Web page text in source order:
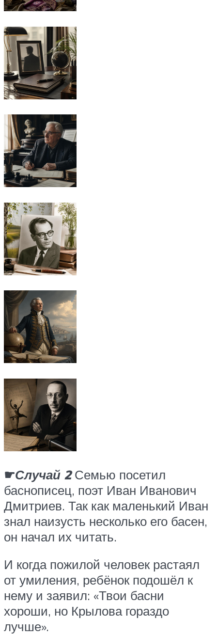
☛Случай 2Семью посетил
баснописец, поэт Иван Иванович
Дмитриев. Так как маленький Иван
знал наизусть несколько его басен,
он начал их читать.
И когда пожилой человек растаял
от умиления, ребёнок подошёл к
нему и заявил: «Твои басни
хороши, но Крылова гораздо
лучше».